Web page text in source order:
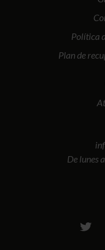
Política
Plan de
De lunes